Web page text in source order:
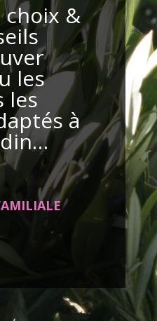
choix &
les
les
à